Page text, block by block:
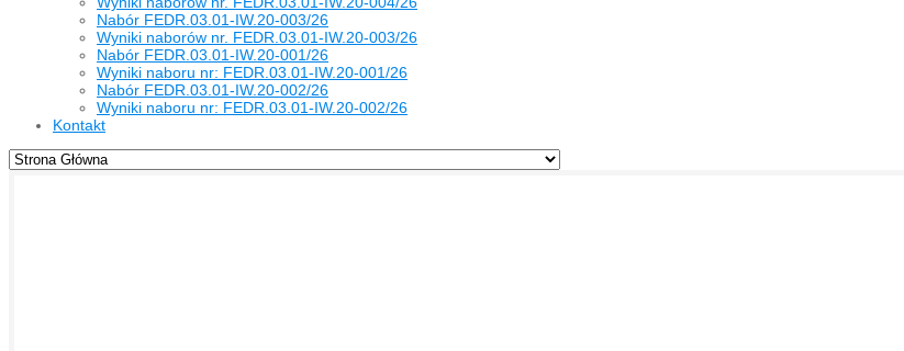
Nabór FEDR.03.01-IW.20-003/26
Wyniki naborów nr. FEDR.03.01-IW.20-003/26
Nabór FEDR.03.01-IW.20-001/26
Wyniki naboru nr: FEDR.03.01-IW.20-001/26
Nabór FEDR.03.01-IW.20-002/26
Wyniki naboru nr: FEDR.03.01-IW.20-002/26
Kontakt